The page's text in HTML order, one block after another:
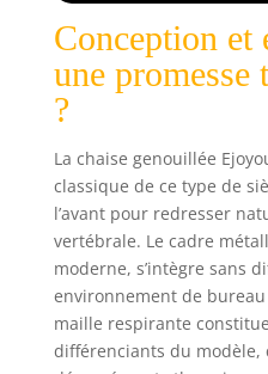
Conception et
une promesse
?
La chaise genouillée
classique de ce type de
l’avant pour redresser
vertébrale. Le cadre
moderne, s’intègre sans
environnement de
maille respirante
différenciants du modèle,